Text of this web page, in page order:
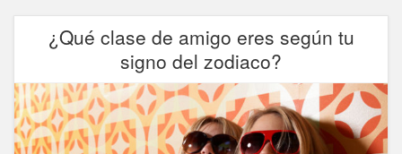
¿Qué clase de amigo eres según tu
signo del zodiaco?